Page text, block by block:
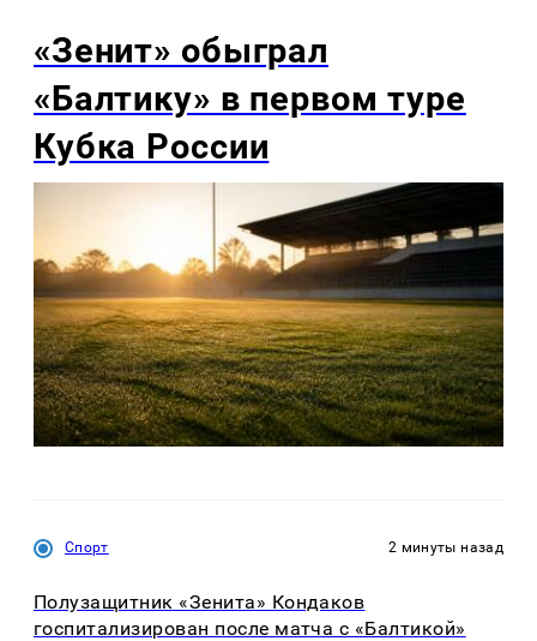
«Зенит» обыграл
«Балтику» в первом туре
Кубка России
Спорт 2 минуты назад
Полузащитник «Зенита» Кондаков
госпитализирован после матча с «Балтикой»